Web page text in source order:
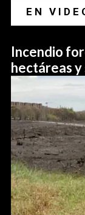
EN
Incendio
hectáreas y